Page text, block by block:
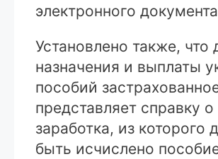
электронного
Установлено также, что
назначения и выплаты
пособий
представляет справку
заработка, из которого
быть исчислено